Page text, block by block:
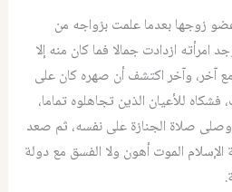
زوجها بعدما علمت بزواجه من
ازدادت جمالا فما كان منه إلا
مع آخر، وآخر اكتشف أن صهره كان على
للأعيان الذين تجاهلوه تماما،
صلاة الجنازة على نفسه، ثم صعد
الإسلام الموت أهون ولا الفسق مع دولة